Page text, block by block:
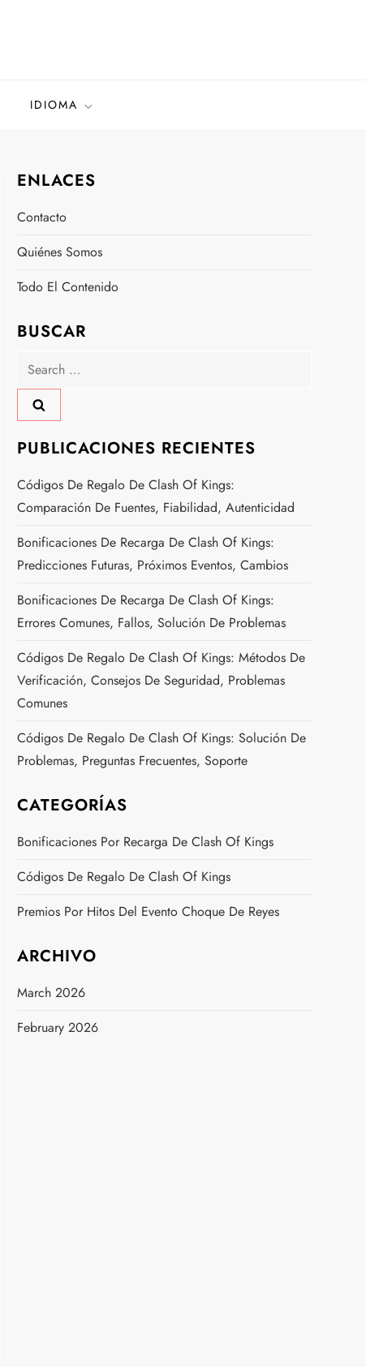
IDIOMA
ENLACES
Contacto
Quiénes Somos
Todo El Contenido
BUSCAR
Search
for:
PUBLICACIONES RECIENTES
Códigos De Regalo De Clash Of Kings:
Comparación De Fuentes, Fiabilidad, Autenticidad
Bonificaciones De Recarga De Clash Of Kings:
Predicciones Futuras, Próximos Eventos, Cambios
Bonificaciones De Recarga De Clash Of Kings:
Errores Comunes, Fallos, Solución De Problemas
Códigos De Regalo De Clash Of Kings: Métodos De
Verificación, Consejos De Seguridad, Problemas
Comunes
Códigos De Regalo De Clash Of Kings: Solución De
Problemas, Preguntas Frecuentes, Soporte
CATEGORÍAS
Bonificaciones Por Recarga De Clash Of Kings
Códigos De Regalo De Clash Of Kings
Premios Por Hitos Del Evento Choque De Reyes
ARCHIVO
March 2026
February 2026